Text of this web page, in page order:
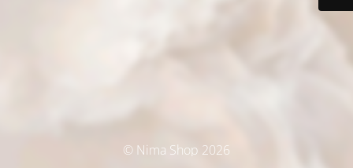
© Nima Shop 2026